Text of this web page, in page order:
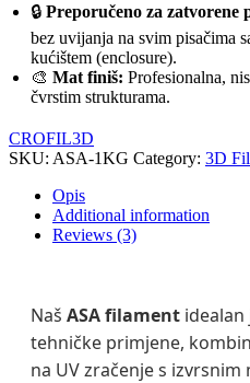
🔒 Preporučeno za zatvorene
bez uvijanja na svim pisačima
kućištem (enclosure).
🎨 Mat finiš: Profesionalna,
čvrstim strukturama.
CROFIL3D
SKU: ASA-1KG Category: 3D
Opis
Additional information
Reviews (3)
Naš ASA filament idealan
tehničke primjene,
na UV zračenje s